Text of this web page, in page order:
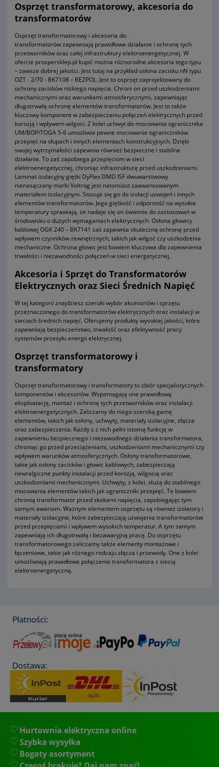
Osprzęt transformatorowy, akcesoria do
transformatorów
Osprzęt transformatorowy i akcesoria do
transformatorów zapewniają prawidłowe działanie i ochronę tych
przetworników oraz całej infrastruktury elektroenergetycznej. W
ofercie prospersklep.pl kupić można różnorodne akcesoria tego typu
– zawsze dobrej jakości. Jest tutaj na przykład osłona zacisku nN typu
OZT - 2/70 - BK7108 – BEZPOL. Jest to osprzęt zaprojektowany do
ochrony zacisków niskiego napięcia. Chroni on przed uszkodzeniami
mechanicznymi oraz warunkami atmosferycznymi, zapewniając
długotrwałą ochronę elementów transformatorów. Jest to także
kluczowy komponent w zabezpieczaniu połączeń elektrycznych przed
korozją i wpływem wilgoci. Z kolei uchwyt do mocowania ogranicznika
UM/BOP/TOGA 5-6 umożliwia pewne mocowanie ograniczników
przepięć na słupach i innych elementach konstrukcyjnych. Dzięki
swojej wytrzymałości zapewnia również bezpieczne i stabilne
działanie. To zaś zapobiega przepięciom w sieci
elektroenergetycznej, chroniąc infrastrukturę przed uszkodzeniami.
Laminat izolacyjny giętki DyFlex DMD ISF dwuwarstwowy
nienasączany marki Voltrog jest natomiast zaawansowanym
materiałem izolacyjnym. Stosuje się go do izolacji uzwojeń i innych
elementów transformatorów. Jego giętkość i odporność na wysokie
temperatury sprawiają, że nadaje się on świetnie do zastosowań w
środowisku o dużych wymaganiach elektrycznych. Osłona głowicy
kablowej OGK 240 – BK7141 zaś zapewnia skuteczną ochronę przed
wpływem czynników zewnętrznych, takich jak wilgoć czy uszkodzenia
mechaniczne. Ochrona głowic jest bowiem kluczowa dla zapewnienia
trwałości i niezawodności połączeń w sieci energetycznej.
Akcesoria i Sprzęt do Transformatorów
Elektrycznych oraz Sieci Średnich Napięć
W tej kategorii znajdziesz szeroki wybór akcesoriów i sprzętu
przeznaczonego do transformatorów elektrycznych oraz instalacji w
sieciach średnich napięć. Oferujemy produkty wysokiej jakości, które
zapewniają bezpieczeństwo, trwałość oraz efektywność pracy
systemów przesyłu energii elektrycznej.
Osprzęt transformatorowy i
transformatory
Osprzęt transformatorowy i transformatory to zbiór specjalistycznych
komponentów i akcesoriów. Wspomagają one prawidłową
eksploatację, montaż i ochronę tych przetworników oraz instalacji
elektroenergetycznych. Zaliczamy do niego szeroką gamę
elementów, takich jak osłony, uchwyty, materiały izolacyjne, złącza
oraz zabezpieczenia. Każdy z z nich pełni istotną funkcję w
zapewnieniu bezpiecznego i niezawodnego działania transformatora,
chroniąc go przed przeciążeniami, uszkodzeniami mechanicznymi czy
wpływem warunków atmosferycznych. Osłony transformatorowe,
takie jak osłony zacisków i głowic kablowych, zabezpieczają
newralgiczne punkty instalacji przed korozją, wilgocią oraz
uszkodzeniami mechanicznymi. Uchwyty, z kolei, służą do stabilnego
mocowania elementów takich jak ograniczniki przepięć. Te bowiem
chronią transformator przed skokami napięcia, zapobiegając tym
samym awariom. Ważnym elementem osprzętu są również izolatory i
materiały izolacyjne, które zabezpieczają uzwojenia transformatorów
przed przepięciami i wpływem wysokich temperatur. A tym samym
zapewniają ich długotrwałą i bezawaryjną pracę. Do osprzętu
transformatorowego zaliczamy także elementy montażowe i
łączeniowe, takie jak różnego rodzaju złącza i przewody. One z kolei
umożliwiają prawidłowe połączenie transformatora z siecią
elektroenergetyczną.
Płatności:
Dostawa:
Hurtownia elektryczna online
Szybka wysyłka
Bogaty asortyment